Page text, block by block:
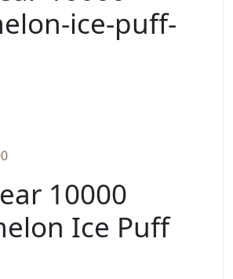
ice-puff-
10000
Ice Puff